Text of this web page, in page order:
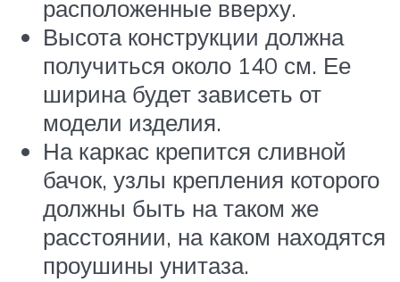
расположенные вверху.
Высота конструкции должна
получиться около 140 см. Ее
ширина будет зависеть от
модели изделия.
На каркас крепится сливной
бачок, узлы крепления которого
должны быть на таком же
расстоянии, на каком находятся
проушины унитаза.